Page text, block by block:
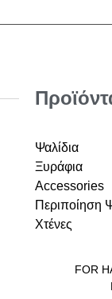
Ψαλίδια
Ξυράφια
Accessories
Περιποίηση
Χτένες
FOR